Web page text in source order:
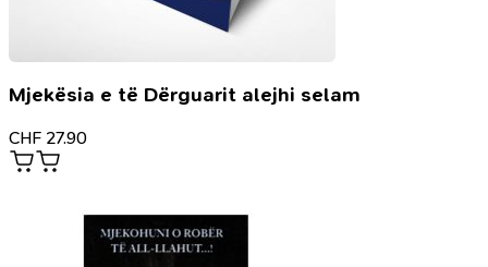
Mjekësia e të Dërguarit alejhi selam
CHF 27.90